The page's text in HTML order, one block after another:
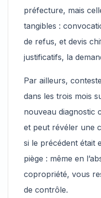
préfecture, mais
tangibles :
de refus, et devis
justificatifs, la
Par ailleurs,
dans les trois mois
nouveau diagnostic
et peut révéler une
si le précédent était
piège : même en
copropriété, vous
de contrôle.